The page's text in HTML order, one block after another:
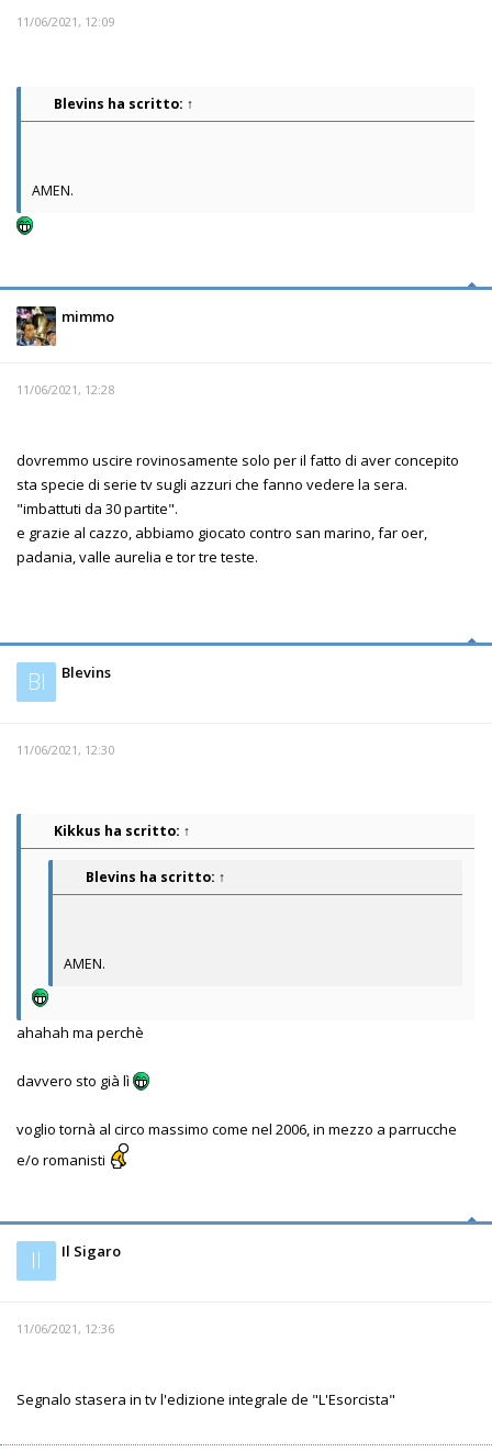
11/06/2021, 12:09
Blevins ha scritto: ↑
AMEN.
mimmo
11/06/2021, 12:28
dovremmo uscire rovinosamente solo per il fatto di aver concepito
sta specie di serie tv sugli azzuri che fanno vedere la sera.
"imbattuti da 30 partite".
e grazie al cazzo, abbiamo giocato contro san marino, far oer,
padania, valle aurelia e tor tre teste.
Bl Blevins
11/06/2021, 12:30
Kikkus ha scritto: ↑
Blevins ha scritto: ↑
AMEN.
ahahah ma perchè
davvero sto già lì
voglio tornà al circo massimo come nel 2006, in mezzo a parrucche
e/o romanisti
Il Il Sigaro
11/06/2021, 12:36
Segnalo stasera in tv l'edizione integrale de "L'Esorcista"